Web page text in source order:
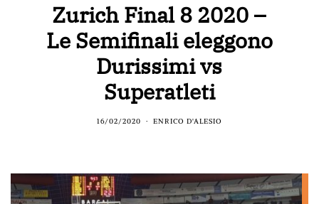
Zurich Final 8 2020 –
Le Semifinali eleggono
Durissimi vs
Superatleti
16/02/2020 ENRICO D'ALESIO